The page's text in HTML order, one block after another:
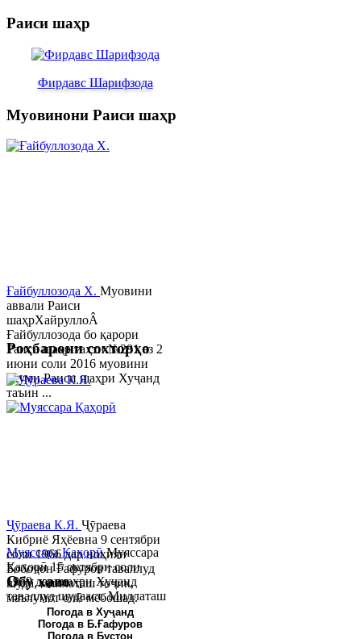
Раиси шаҳр
Фирдавс Шарифзода
Муовинони Раиси шаҳр
Ғайбуллозода Х. Муовини
аввали Раиси
шаҳрХайруллоÂ
Ғайбуллозода бо қарори
Раиси шаҳр таҳти №281 аз 2
июни соли 2016 муовини
якуми Раиси шаҳри Хуҷанд
таъин ...
Муяссара ҚаҳорӣМуяссара
Қаҳорӣ 15 октябри соли
1979 дар шаҳри Хуҷанд
таваллуд шудааст. Миллаташ
тоҷик. Маълумот олӣ. Соли
2002 Донишгоҳи давлатии
Роҳбарони сохторҳо
Ҷӯраева К.Я. Ҷӯраева
Кибриё Яҳёевна 9 сентябри
соли 1966 дар ноҳияи
Бобоҷон Ғафуров таваллуд
шуда, миллаташ тоҷик,
маълумот олӣ мебошад.
Соли 1997 Донишг...
Обу хаво
Погода в Хуҷанд
Погода в Б.Ғафуров
Погода в Бустон